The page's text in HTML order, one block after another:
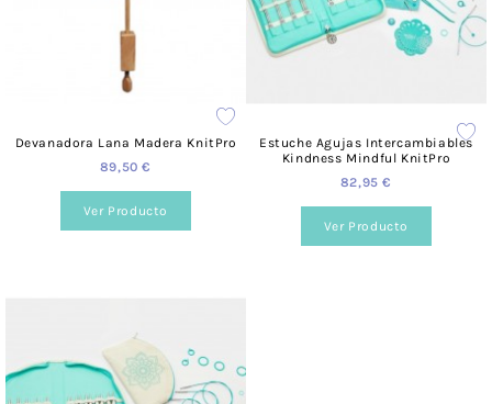
Devanadora Lana Madera KnitPro
89,50 €
Ver Producto
Estuche Agujas Intercambiables
Kindness Mindful KnitPro
82,95 €
Ver Producto